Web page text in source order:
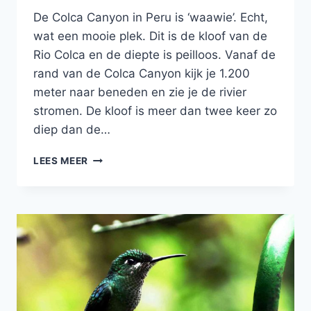
De Colca Canyon in Peru is ‘waawie’. Echt,
wat een mooie plek. Dit is de kloof van de
Rio Colca en de diepte is peilloos. Vanaf de
rand van de Colca Canyon kijk je 1.200
meter naar beneden en zie je de rivier
stromen. De kloof is meer dan twee keer zo
diep dan de…
LEES MEER DE
IN
PERU!